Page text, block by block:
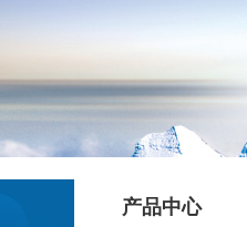
产品中心